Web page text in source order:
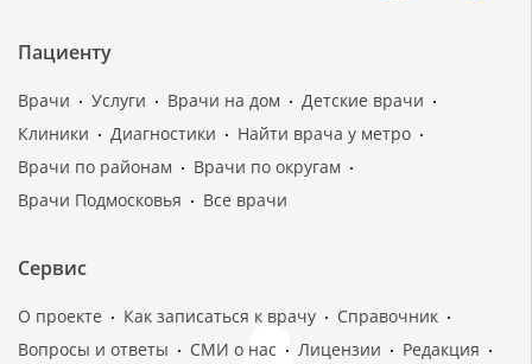
Пациенту
Врачи Услуги Врачи на дом
Детские врачи
Клиники
Диагностики
Найти врача у метро
Врачи по районам
Врачи по округам
Врачи Подмосковья
Все врачи
Сервис
О проекте Как записаться к врачу
Справочник
Вопросы и ответы
СМИ о нас Лицензии Редакция